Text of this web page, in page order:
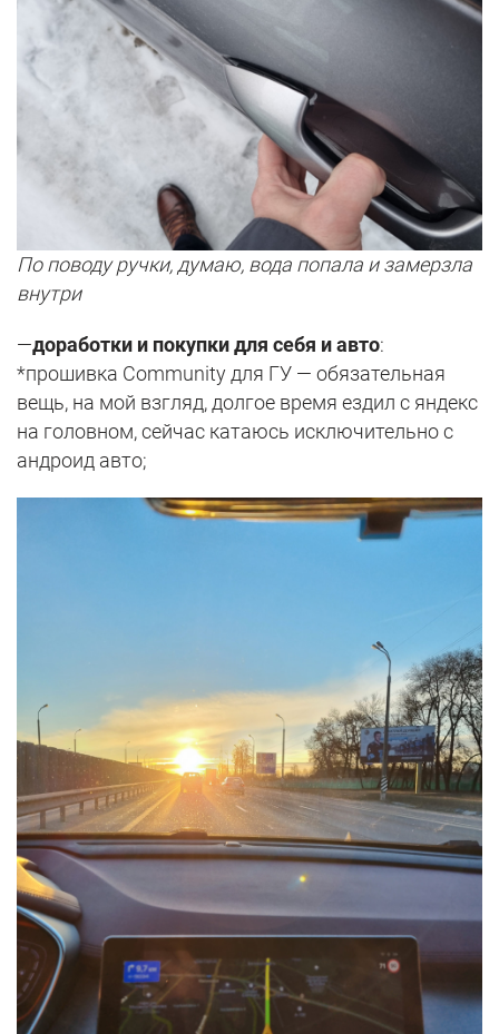
По поводу ручки, думаю, вода попала и замерзла
внутри
—доработки и покупки для себя и авто:
*прошивка Community для ГУ — обязательная
вещь, на мой взгляд, долгое время ездил с яндекс
на головном, сейчас катаюсь исключительно с
андроид авто;